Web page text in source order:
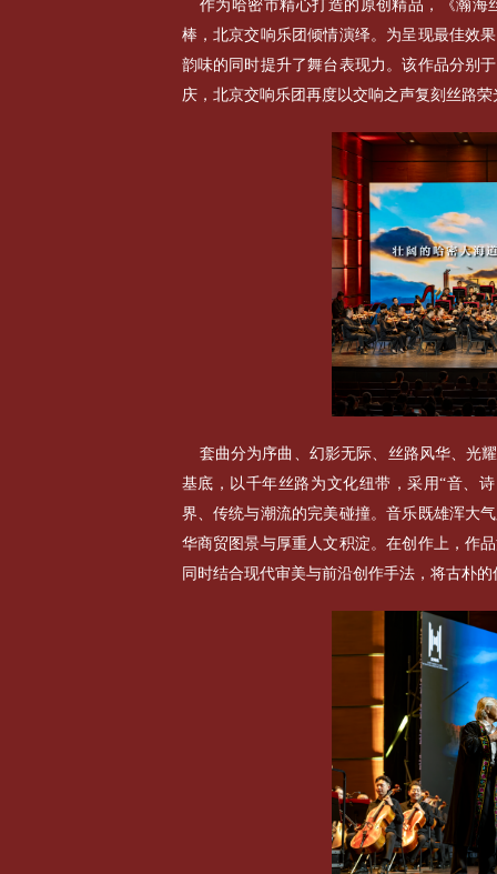
作为哈密市精心打造的原创精品，《瀚
棒，北京交响乐团倾情演绎。为呈现最佳效
韵味的同时提升了舞台表现力。该作品分别
庆，北京交响乐团再度以交响之声复刻丝路
套曲分为序曲、幻影无际、丝路风华、光
基底，以千年丝路为文化纽带，采用“音、
界、传统与潮流的完美碰撞。音乐既雄浑大
华商贸图景与厚重人文积淀。在创作上，作
同时结合现代审美与前沿创作手法，将古朴